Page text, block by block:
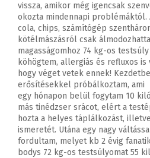
vissza, amikor még igencsak
okozta mindennapi
cola, chips, számítógép
kötélmászásról csak
magasságomhoz 74 kg-os
köhögtem, allergiás és refluxos is
hogy véget vetek ennek!
erősítésekkel próbálkoztam, ami
egy hónapon belül fogytam 10
más tinédzser srácot, elért a
hozta a helyes táplálkozást,
ismeretét. Utána egy nagy
fordultam, melyet kb 2 évig
bodys 72 kg-os testsúlyomat 55